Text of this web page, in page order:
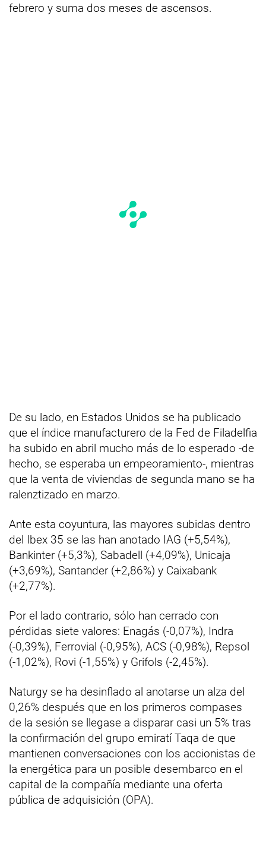
febrero y suma dos meses de ascensos.
De su lado, en Estados Unidos se ha publicado
que el índice manufacturero de la Fed de Filadelfia
ha subido en abril mucho más de lo esperado -de
hecho, se esperaba un empeoramiento-, mientras
que la venta de viviendas de segunda mano se ha
ralenztizado en marzo.
Ante esta coyuntura, las mayores subidas dentro
del Ibex 35 se las han anotado IAG (+5,54%),
Bankinter (+5,3%), Sabadell (+4,09%), Unicaja
(+3,69%), Santander (+2,86%) y Caixabank
(+2,77%).
Por el lado contrario, sólo han cerrado con
pérdidas siete valores: Enagás (-0,07%), Indra
(-0,39%), Ferrovial (-0,95%), ACS (-0,98%), Repsol
(-1,02%), Rovi (-1,55%) y Grifols (-2,45%).
Naturgy se ha desinflado al anotarse un alza del
0,26% después que en los primeros compases
de la sesión se llegase a disparar casi un 5% tras
la confirmación del grupo emiratí Taqa de que
mantienen conversaciones con los accionistas de
la energética para un posible desembarco en el
capital de la compañía mediante una oferta
pública de adquisición (OPA).